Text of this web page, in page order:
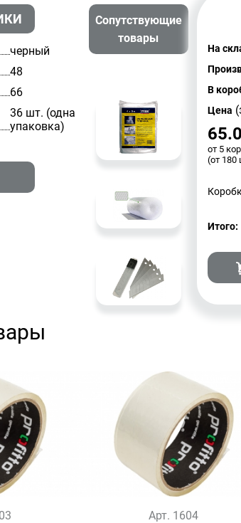
черный
48
66
36 шт. (одна
упаковка)
Сопутствующие
товары
На
В
Цена
от 5
(от 180
Итого:
Арт. 1604